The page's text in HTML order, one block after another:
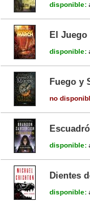
disponible:
El
disponible:
Fuego y
no
disponible:
Dientes
disponible: